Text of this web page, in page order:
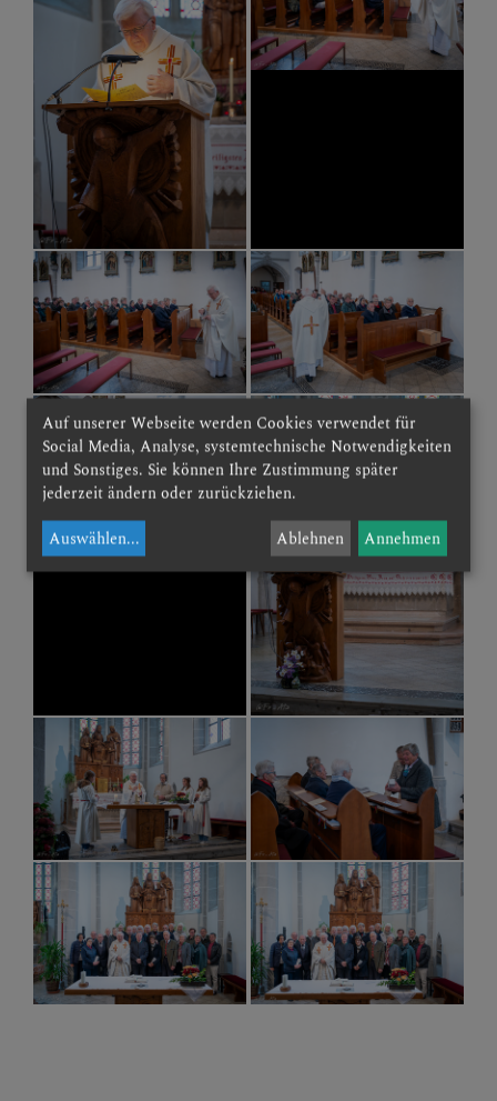
Auf unserer Webseite werden Cookies verwendet für
Social Media, Analyse, systemtechnische Notwendigkeiten
und Sonstiges. Sie können Ihre Zustimmung später
jederzeit ändern oder zurückziehen.
Auswählen... Ablehnen Annehmen